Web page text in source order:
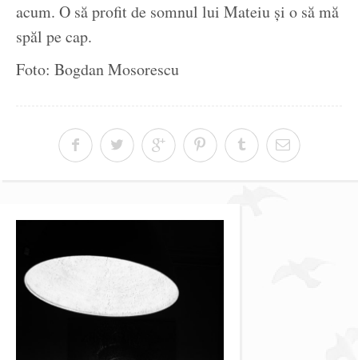
acum. O să profit de somnul lui Mateiu și o să mă
spăl pe cap.
Foto: Bogdan Mosorescu